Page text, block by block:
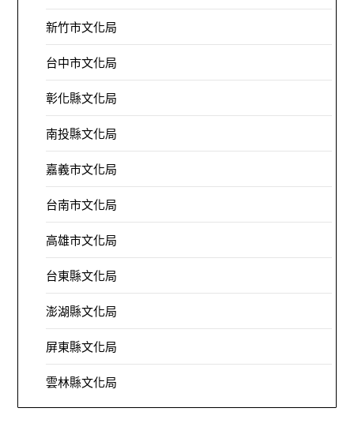
新竹市文化局
台中市文化局
彰化縣文化局
南投縣文化局
嘉義市文化局
台南市文化局
高雄市文化局
台東縣文化局
澎湖縣文化局
屏東縣文化局
雲林縣文化局